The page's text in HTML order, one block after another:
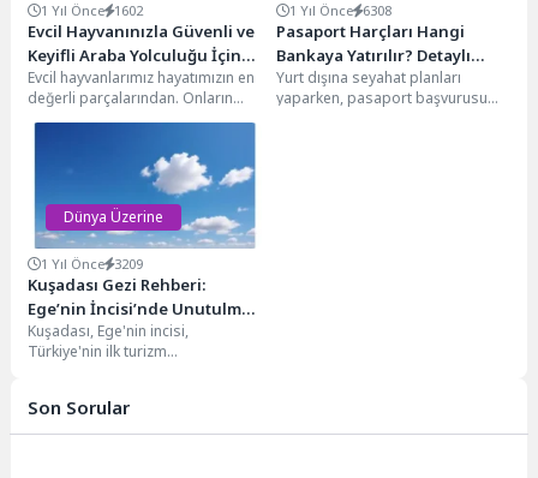
1 Yıl Önce 1602
Evcil Hayvanınızla Güvenli ve
Keyifli Araba Yolculuğu İçin
İpuçları
Evcil hayvanlarımız hayatımızın en
değerli parçalarından. Onların
mutluluğu, sağlığı ve rahatı bizim
1 Yıl Önce 6308
Pasaport Harçları Hangi
Bankaya Yatırılır? Detaylı
Rehber
Yurt dışına seyahat planları
yaparken, pasaport başvurusu
Dünya Üzerine
1 Yıl Önce 3209
Kuşadası Gezi Rehberi:
Ege’nin İncisi’nde Unutulmaz
Bir Tatil
Kuşadası, Ege'nin incisi,
Türkiye'nin ilk turizm
yaşamıyla...
Son Sorular